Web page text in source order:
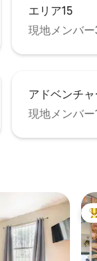
エリア15
現地メンバ
アドベンチ
現地メンバ